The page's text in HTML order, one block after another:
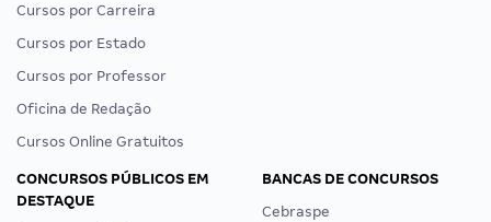
Cursos por Carreira
Cursos por Estado
Cursos por Professor
Oficina de Redação
Cursos Online Gratuitos
CONCURSOS PÚBLICOS EM
DESTAQUE
BANCAS DE CONCURSOS
Cebraspe